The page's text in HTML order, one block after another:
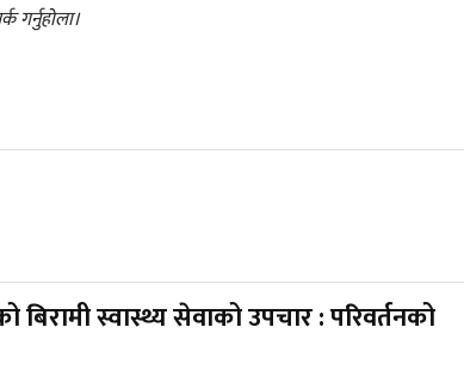
गर्नुहोला।
बिरामी स्वास्थ्य सेवाको उपचार : परिवर्तनको